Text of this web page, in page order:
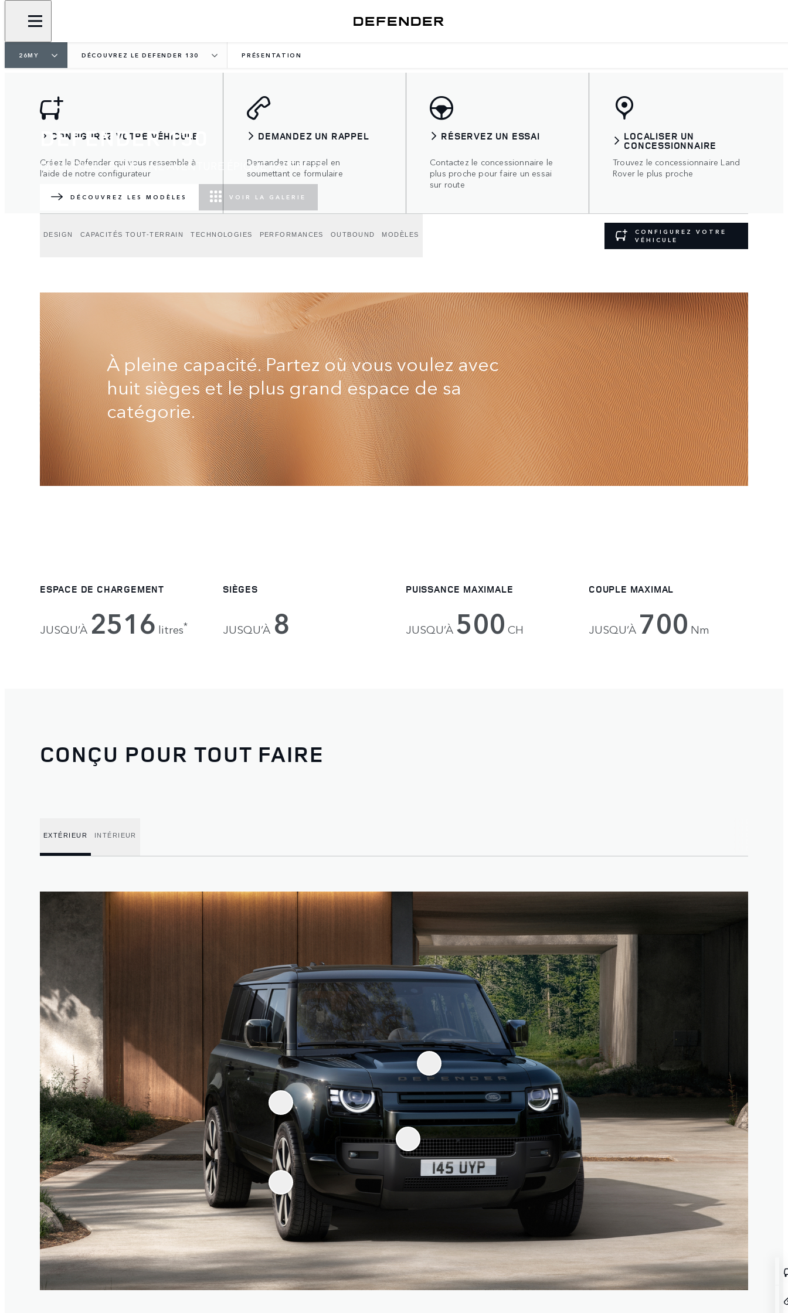
26MY DÉCOUVREZ LE DEFENDER 130 PRÉSENTATION
DEFENDER 130
DE L’ESPACE POUR UNE AVENTURE ÉPIQUE PARTAGÉE
DÉCOUVREZ LES MODÈLES VOIR LA GALERIE
CONFIGUREZ VOTRE VÉHICULE
Créez le Defender qui vous ressemble à
l’aide de notre configurateur
DEMANDEZ UN RAPPEL
Demandez un rappel en
soumettant ce formulaire
RÉSERVEZ UN ESSAI
Contactez le concessionnaire le
plus proche pour faire un essai
sur route
LOCALISER UN
CONCESSIONNAIRE
Trouvez le concessionnaire Land
Rover le plus proche
DESIGN CAPACITÉS TOUT-TERRAIN TECHNOLOGIES PERFORMANCES OUTBOUND MODÈLES
CONFIGUREZ VOTRE
VÉHICULE
À pleine capacité. Partez où vous voulez avec
huit sièges et le plus grand espace de sa
catégorie.
ESPACE DE CHARGEMENT
JUSQU’À 2516 litres*
SIÈGES
JUSQU’À 8
PUISSANCE MAXIMALE
JUSQU’À 500 CH
COUPLE MAXIMAL
JUSQU’À 700 Nm
CONÇU POUR TOUT FAIRE
EXTÉRIEUR INTÉRIEUR